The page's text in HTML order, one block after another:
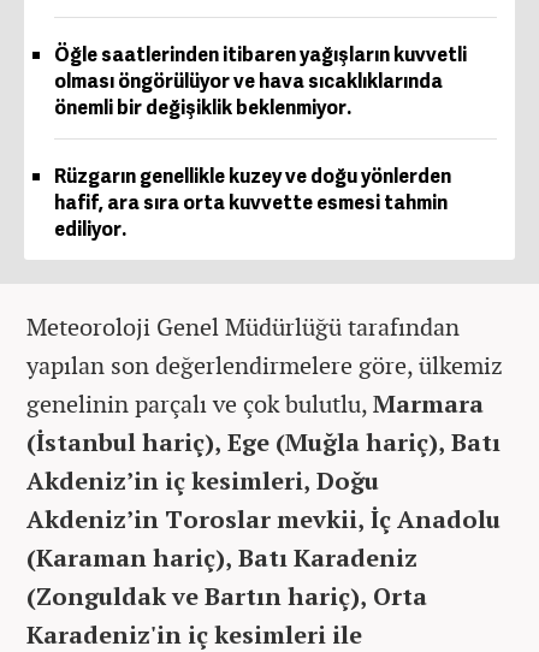
Öğle saatlerinden itibaren yağışların kuvvetli
olması öngörülüyor ve hava sıcaklıklarında
önemli bir değişiklik beklenmiyor.
Rüzgarın genellikle kuzey ve doğu yönlerden
hafif, ara sıra orta kuvvette esmesi tahmin
ediliyor.
Meteoroloji Genel Müdürlüğü tarafından
yapılan son değerlendirmelere göre, ülkemiz
genelinin parçalı ve çok bulutlu,Marmara
(İstanbul hariç), Ege (Muğla hariç), Batı
Akdeniz’in iç kesimleri, Doğu
Akdeniz’in Toroslar mevkii, İç Anadolu
(Karaman hariç), Batı Karadeniz
(Zonguldak ve Bartın hariç), Orta
Karadeniz'in iç kesimleri ile